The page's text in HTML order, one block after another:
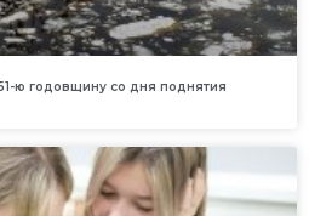
ю годовщину со дня поднятия